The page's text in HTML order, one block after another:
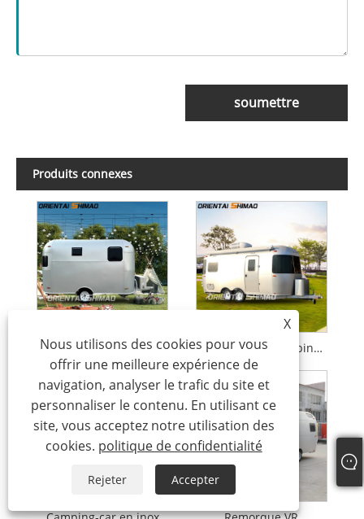
soumettre
Produits connexes
Accueil Remorque VR Remorque de camping-car
X
Nous utilisons des cookies pour vous
offrir une meilleure expérience de
navigation, analyser le trafic du site et
personnaliser le contenu. En utilisant ce
site, vous acceptez notre utilisation des
cookies. politique de confidentialité
Rejeter Accepter